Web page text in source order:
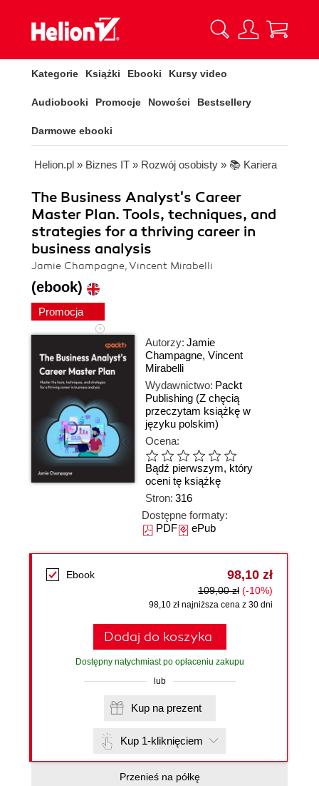
Kategorie Książki Ebooki Kursy video
Audiobooki Promocje Nowości Bestsellery
Darmowe ebooki
Helion.pl » Biznes IT » Rozwój osobisty » 📚 Kariera
The Business Analyst's Career
Master Plan. Tools, techniques, and
strategies for a thriving career in
business analysis
Jamie Champagne, Vincent Mirabelli
(ebook)
Promocja
Autorzy: Jamie
Champagne, Vincent
Mirabelli
Wydawnictwo: Packt
Publishing (Z chęcią
przeczytam książkę w
języku polskim)
Ocena:
Bądź pierwszym, który
oceni tę książkę
Stron: 316
Dostępne formaty:
PDFePub
Ebook 98,10 zł
109,00 zł (-10%)
98,10 zł najniższa cena z 30 dni
Dodaj do koszyka
Dostępny natychmiast po opłaceniu zakupu
lub
Kup na prezent
Kup 1-kliknięciem
Przenieś na półkę